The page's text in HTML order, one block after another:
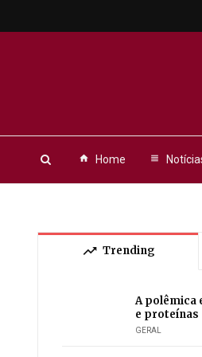
home Home view_headline
trending_up Trending
A polêmica
e proteínas
GERAL